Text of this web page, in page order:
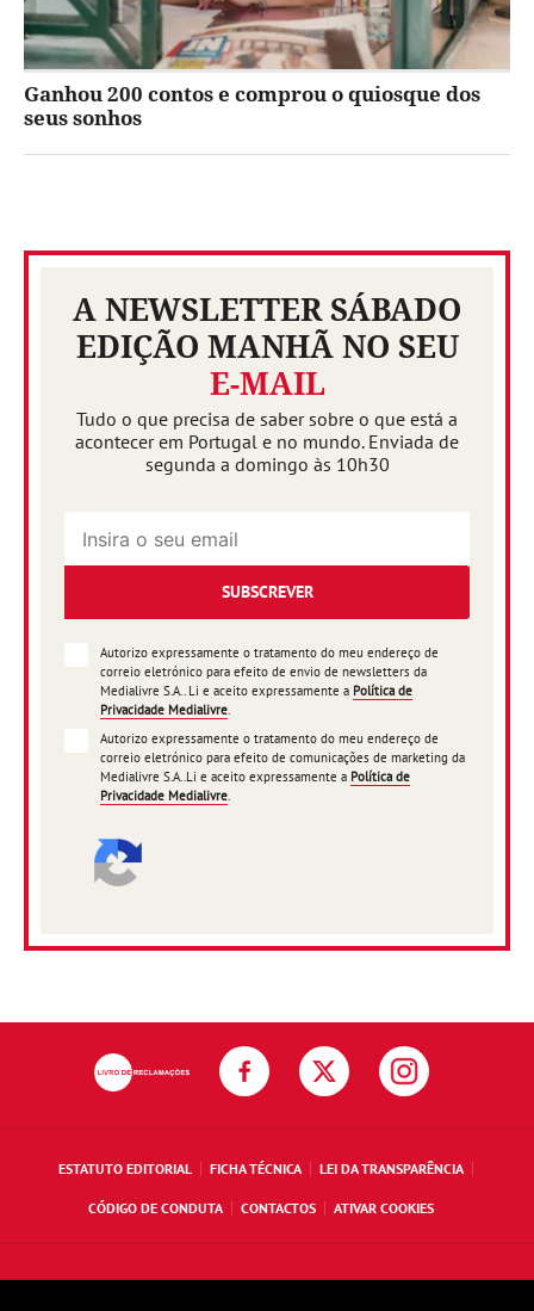
Ganhou 200 contos e comprou o quiosque dos
seus sonhos
A NEWSLETTER SÁBADO
EDIÇÃO MANHÃ NO SEU
E-MAIL
Tudo o que precisa de saber sobre o que está a
acontecer em Portugal e no mundo. Enviada de
segunda a domingo às 10h30
SUBSCREVER
Autorizo expressamente o tratamento do meu endereço de
correio eletrónico para efeito de envio de newsletters da
Medialivre S.A.. Li e aceito expressamente a Política de
Privacidade Medialivre.
Autorizo expressamente o tratamento do meu endereço de
correio eletrónico para efeito de comunicações de marketing da
Medialivre S.A..Li e aceito expressamente a Política de
Privacidade Medialivre.
ESTATUTO EDITORIAL FICHA TÉCNICA LEI DA TRANSPARÊNCIA
CÓDIGO DE CONDUTA CONTACTOS ATIVAR COOKIES